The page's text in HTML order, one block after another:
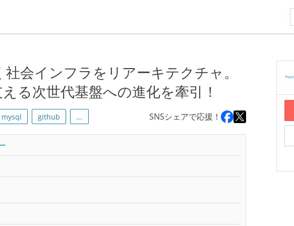
会インフラをリアーキテクチャ。
る次世代基盤への進化を牽引！
mysql github ... SNSシェアで応援！